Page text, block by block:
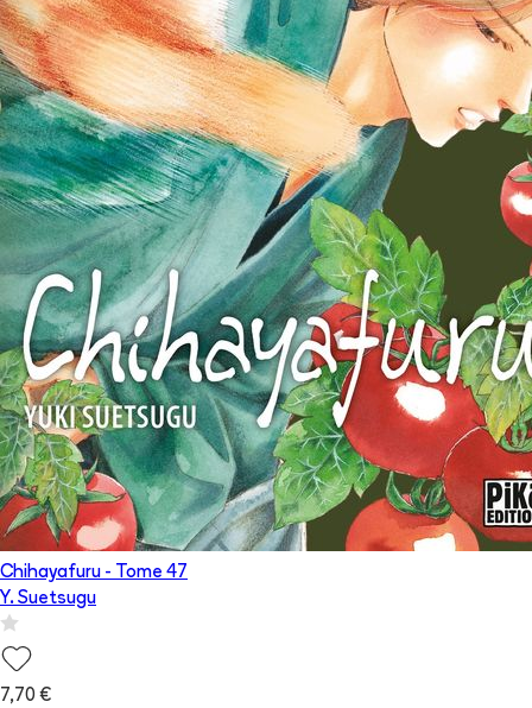
Chihayafuru - Tome 47
Y. Suetsugu
7,70 €